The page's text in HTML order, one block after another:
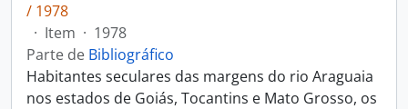
/ 1978
· Item · 1978
Parte de Bibliográfico
Habitantes seculares das margens do rio Araguaia
nos estados de Goiás, Tocantins e Mato Grosso, os